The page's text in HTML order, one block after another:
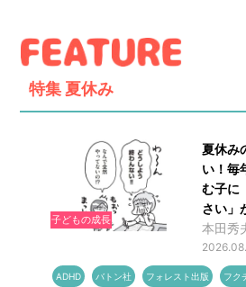
特集 夏休み
子どもの成長
夏休み
い！毎
む子に
さい」
本田秀
ADHD バトン社 フォレスト出版 フク